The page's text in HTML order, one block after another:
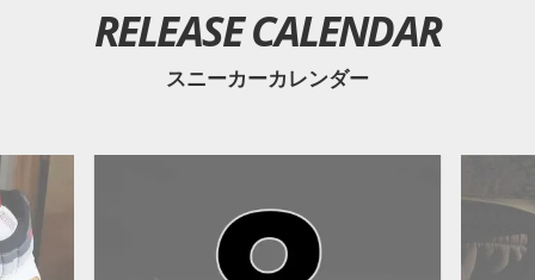
RELEASE CALENDAR
スニーカーカレンダー